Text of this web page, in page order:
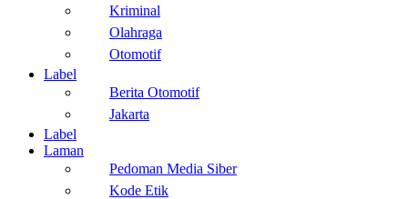
Kriminal
Olahraga
Otomotif
Label
Berita Otomotif
Jakarta
Label
Laman
Pedoman Media Siber
Kode Etik